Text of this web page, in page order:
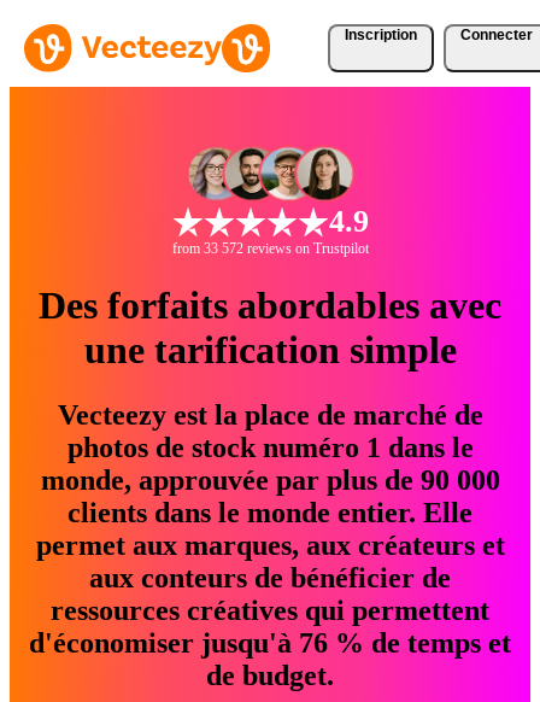
Inscription Connecter
4.9
from 33 572 reviews on Trustpilot
Des forfaits abordables avec
une tarification simple
Vecteezy est la place de marché de
photos de stock numéro 1 dans le
monde, approuvée par plus de 90 000
clients dans le monde entier. Elle
permet aux marques, aux créateurs et
aux conteurs de bénéficier de
ressources créatives qui permettent
d'économiser jusqu'à 76 % de temps et
de budget.